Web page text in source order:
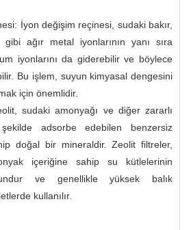
İyon değişim reçinesi, sudaki bakır,
ağır metal iyonlarının yanı sıra
iyonlarını da giderebilir ve böylece
Bu işlem, suyun kimyasal dengesini
için önemlidir.
sudaki amonyağı ve diğer zararlı
adsorbe edebilen benzersiz
doğal bir mineraldir. Zeolit ​​filtreler,
içeriğine sahip su kütlelerinin
ve genellikle yüksek balık
kullanılır.